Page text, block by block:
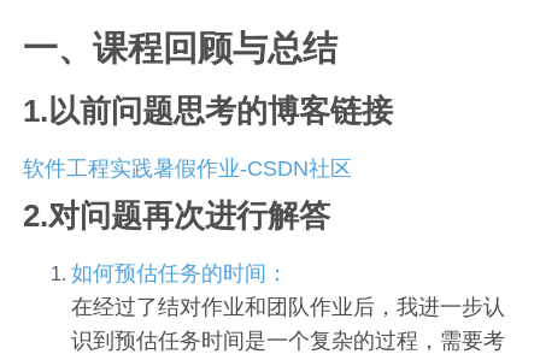
一、课程回顾与总结
1.以前问题思考的博客链接
软件工程实践暑假作业-CSDN社区
2.对问题再次进行解答
如何预估任务的时间：
在经过了结对作业和团队作业后，我进一步认
识到预估任务时间是一个复杂的过程，需要考